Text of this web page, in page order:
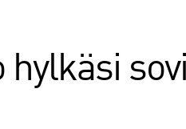
hylkäsi